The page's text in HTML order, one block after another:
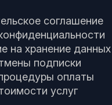
соглашение
на хранение данных
подписки
оплаты
услуг